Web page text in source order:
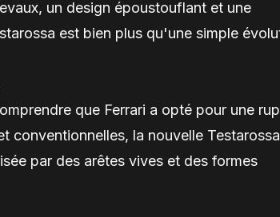
un design époustouflant et une
est bien plus qu'une simple
que Ferrari a opté pour une
conventionnelles, la nouvelle Testarossa
par des arêtes vives et des formes